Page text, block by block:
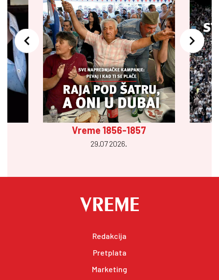
Vreme 1856-1857
29.07 2026.
Redakcija
Pretplata
Marketing